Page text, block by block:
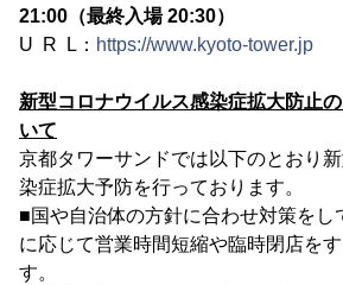
21:00（最終入場 20:30）
U R L： https://www.kyoto-tower.jp
新型コロナウイルス感染症拡大防止
いて
京都タワーサンドでは以下のとおり
染症拡大予防を行っております。
■国や自治体の方針に合わせ対策をし
に応じて営業時間短縮や臨時閉店を
す。